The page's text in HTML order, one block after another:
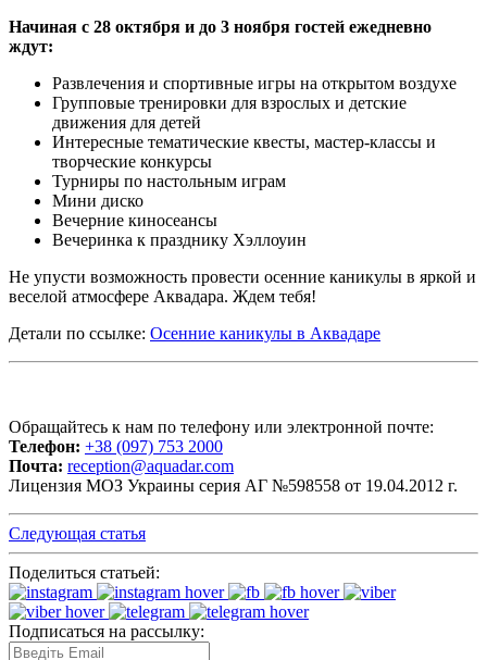
Начиная с 28 октября и до 3 ноября гостей ежедневно
ждут:
Развлечения и спортивные игры на открытом воздухе
Групповые тренировки для взрослых и детские
движения для детей
Интересные тематические квесты, мастер-классы и
творческие конкурсы
Турниры по настольным играм
Мини диско
Вечерние киносеансы
Вечеринка к празднику Хэллоуин
Не упусти возможность провести осенние каникулы в яркой и
веселой атмосфере Аквадара. Ждем тебя!
Детали по ссылке: Осенние каникулы в Аквадаре
Обращайтесь к нам по телефону или электронной почте:
Телефон: +38 (097) 753 2000
Почта: reception@aquadar.com
Лицензия МОЗ Украины серия АГ №598558 от 19.04.2012 г.
Следующая статья
Поделиться статьей:
Подписаться на рассылку: